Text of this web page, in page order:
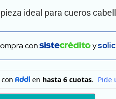
ideal para cueros
con y